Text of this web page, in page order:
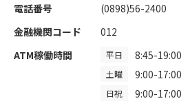
電話番号
(0898)56-2400
金融機関コード
012
ATM稼働時間
平日 8:45-19:00
土曜 9:00-17:00
日祝 9:00-17:00